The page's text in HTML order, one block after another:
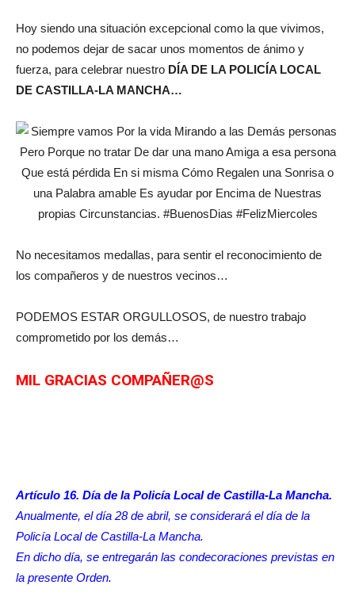
Hoy siendo una situación excepcional como la que vivimos,
no podemos dejar de sacar unos momentos de ánimo y
fuerza, para celebrar nuestro DÍA DE LA POLICÍA LOCAL
DE CASTILLA-LA MANCHA…
No necesitamos medallas, para sentir el reconocimiento de
los compañeros y de nuestros vecinos…
PODEMOS ESTAR ORGULLOSOS, de nuestro trabajo
comprometido por los demás…
MIL GRACIAS COMPAÑER@S
Artículo 16. Día de la Policía Local de Castilla-La Mancha.
Anualmente, el día 28 de abril, se considerará el día de la
Policía Local de Castilla-La Mancha.
En dicho día, se entregarán las condecoraciones previstas en
la presente Orden.